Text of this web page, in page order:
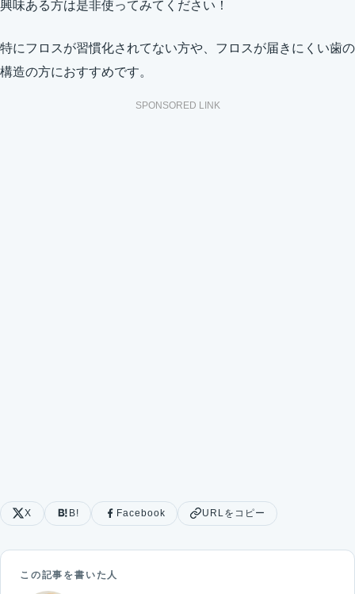
興味ある方は是非使ってみてください！
特にフロスが習慣化されてない方や、フロスが届きにくい歯の
構造の方におすすめです。
SPONSORED LINK
X B! Facebook URLをコピー
この記事を書いた人